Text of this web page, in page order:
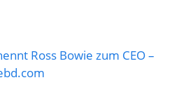
Ross Bowie zum CEO –